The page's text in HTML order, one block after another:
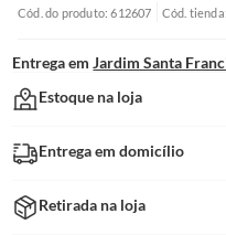
Cód. do produto: 612607 Cód.
Entrega em Jardim Santa
Estoque na loja
Entrega em domicílio
Retirada na loja